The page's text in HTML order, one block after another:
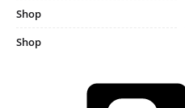
Shop
Shop